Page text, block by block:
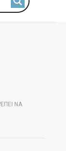
ΝΑ